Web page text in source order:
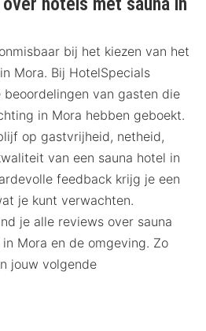
bij het kiezen van het
Mora. Bij HotelSpecials
van gasten die
in Mora hebben geboekt.
op gastvrijheid, netheid,
van een sauna hotel in
feedback krijg je een
je kunt verwachten.
je alle reviews over sauna
Mora en de omgeving. Zo
jouw volgende